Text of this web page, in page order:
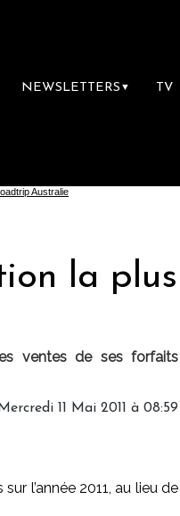
NEWSLETTERS ▼ TV
la plus
ventes de ses forfaits
11 Mai 2011 à 08:59
l’année 2011, au lieu de